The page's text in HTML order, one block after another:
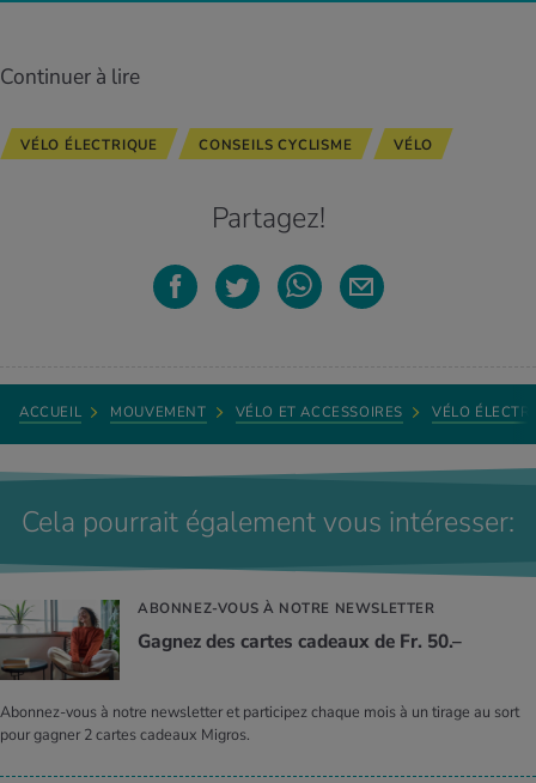
Continuer à lire
VÉLO ÉLECTRIQUE CONSEILS CYCLISME VÉLO
Partagez!
ACCUEIL MOUVEMENT VÉLO ET ACCESSOIRES VÉLO
Cela pourrait également vous intéresser:
ABONNEZ-VOUS À NOTRE NEWSLETTER
Gagnez des cartes cadeaux de Fr. 50.–
Abonnez-vous à notre newsletter et participez chaque mois à un tirage au sort
pour gagner 2 cartes cadeaux Migros.